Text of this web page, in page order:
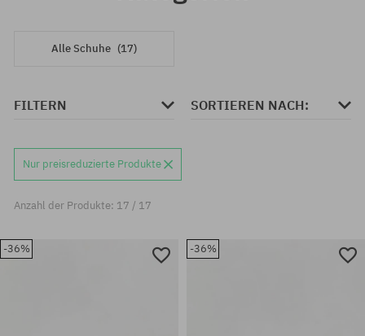
Alle Schuhe (17)
FILTERN SORTIEREN NACH:
Nur preisreduzierte Produkte
Anzahl der Produkte: 17 / 17
-36% -36%